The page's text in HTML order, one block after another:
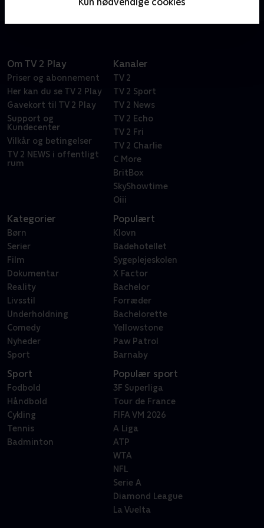
børnenes vilde slikværker?
Om TV 2 Play
Priser og abonnement
Her kan du se TV 2 Play
Gavekort til TV 2 Play
Support og
Kundecenter
Vilkår og betingelser
TV 2 NEWS i offentligt
rum
Kanaler
TV 2
TV 2 Sport
TV 2 News
TV 2 Echo
TV 2 Fri
TV 2 Charlie
C More
BritBox
SkyShowtime
Oiii
Kategorier
Børn
Serier
Film
Dokumentar
Reality
Livsstil
Underholdning
Comedy
Nyheder
Sport
Populært
Klovn
Badehotellet
Sygeplejeskolen
X Factor
Bachelor
Forræder
Bachelorette
Yellowstone
Paw Patrol
Barnaby
Sport
Fodbold
Håndbold
Cykling
Tennis
Badminton
Populær sport
3F Superliga
Tour de France
FIFA VM 2026
A Liga
ATP
WTA
NFL
Serie A
Diamond League
La Vuelta